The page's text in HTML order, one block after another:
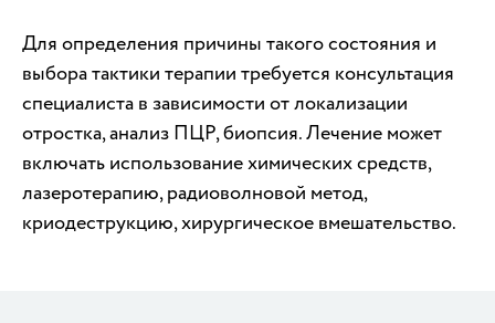
Для определения причины такого состояния и
выбора тактики терапии требуется консультация
специалиста в зависимости от локализации
отростка, анализ ПЦР, биопсия. Лечение может
включать использование химических средств,
лазеротерапию, радиоволновой метод,
криодеструкцию, хирургическое вмешательство.